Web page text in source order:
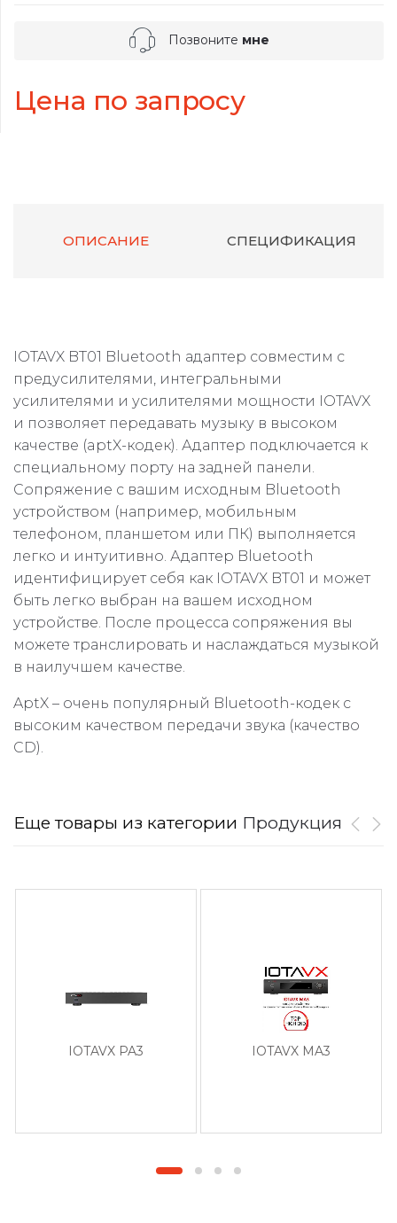
Позвоните мне
Цена по запросу
ОПИСАНИЕ СПЕЦИФИКАЦИЯ
IOTAVX BT01 Bluetooth адаптер совместим с
предусилителями, интегральными
усилителями и усилителями мощности IOTAVX
и позволяет передавать музыку в высоком
качестве (aptX-кодек). Адаптер подключается к
специальному порту на задней панели.
Сопряжение с вашим исходным Bluetooth
устройством (например, мобильным
телефоном, планшетом или ПК) выполняется
легко и интуитивно. Адаптер Bluetooth
идентифицирует себя как IOTAVX BT01 и может
быть легко выбран на вашем исходном
устройстве. После процесса сопряжения вы
можете транслировать и наслаждаться музыкой
в наилучшем качестве.
AptX – очень популярный Bluetooth-кодек с
высоким качеством передачи звука (качество
CD).
Еще товары из категории Продукция
IOTAVX PA3 IOTAVX MA3